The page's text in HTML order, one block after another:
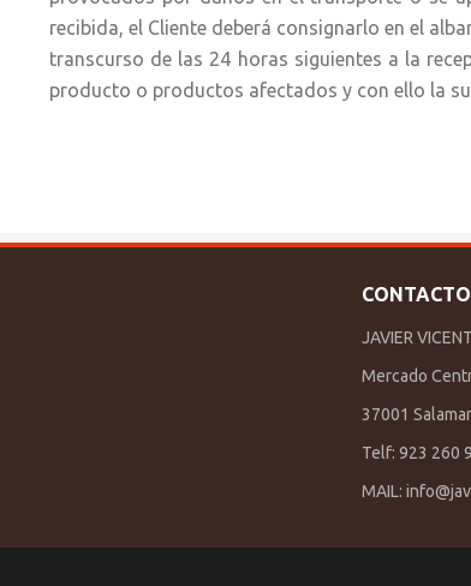
recibida, el Cliente deberá consignarlo en el
transcurso de las 24 horas siguientes a la
producto o productos afectados y con ello la
CONTACTO
JAVIER
Mercado
37001
Telf: 923 260
MAIL: